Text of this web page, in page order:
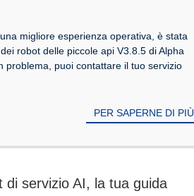
Cloud Platform V3.8.5
migliore esperienza operativa, è stata
robot delle piccole api V3.8.5 di Alpha
problema, puoi contattare il tuo servizio
PER SAPERNE DI PIÙ
di servizio AI, la tua guida